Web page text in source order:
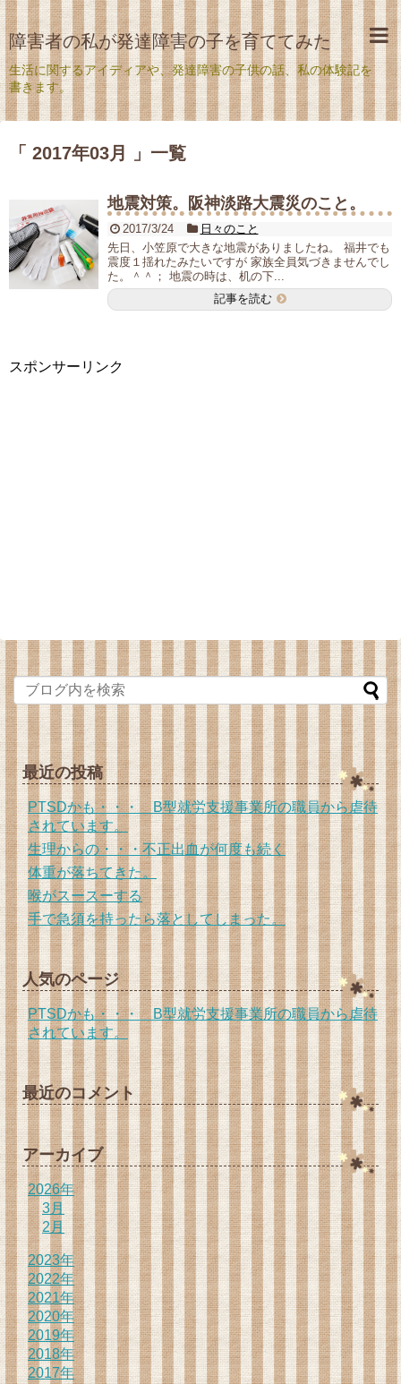
障害者の私が発達障害の子を育ててみた
生活に関するアイディアや、発達障害の子供の話、私の体験記を
書きます。
「 2017年03月 」一覧
地震対策。阪神淡路大震災のこと。
2017/3/24
日々のこと
先日、小笠原で大きな地震がありましたね。 福井でも
震度１揺れたみたいですが 家族全員気づきませんでし
た。＾＾； 地震の時は、机の下...
記事を読む
スポンサーリンク
最近の投稿
PTSDかも・・・ B型就労支援事業所の職員から虐待
されています。
生理からの・・・不正出血が何度も続く
体重が落ちてきた。
喉がスースーする
手で急須を持ったら落としてしまった。
人気のページ
PTSDかも・・・ B型就労支援事業所の職員から虐待
されています。
最近のコメント
アーカイブ
2026年
3月
2月
2023年
2022年
2021年
2020年
2019年
2018年
2017年